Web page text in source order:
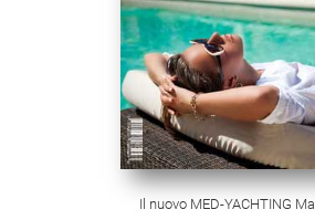
Il nuovo MED-YACHTING